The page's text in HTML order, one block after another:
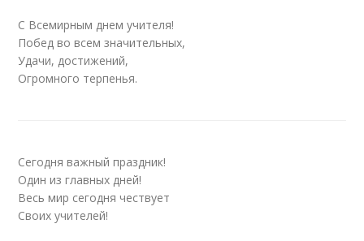
С Всемирным днем учителя!
Побед во всем значительных,
Удачи, достижений,
Огромного терпенья.
Сегодня важный праздник!
Один из главных дней!
Весь мир сегодня чествует
Своих учителей!